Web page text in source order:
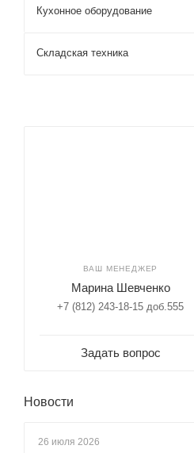
Кухонное оборудование
Складская техника
ВАШ МЕНЕДЖЕР
Марина Шевченко
+7 (812) 243-18-15 доб.555
Задать вопрос
Новости
26 июля 2026